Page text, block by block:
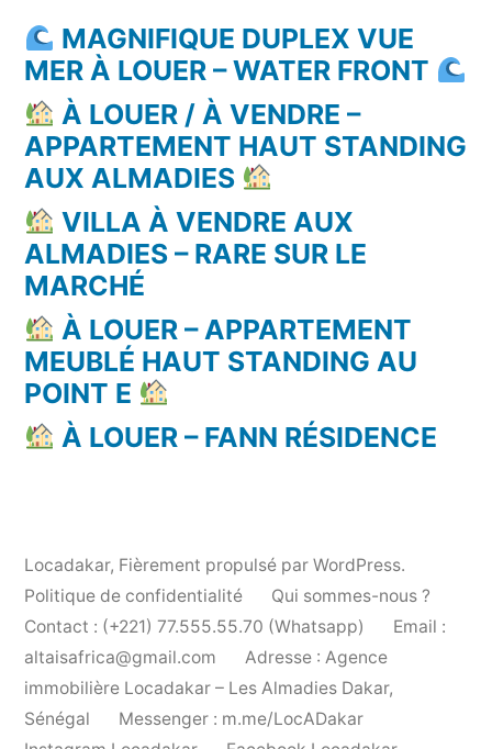
MAGNIFIQUE DUPLEX VUE
MER À LOUER – WATER FRONT
À LOUER / À VENDRE –
APPARTEMENT HAUT STANDING
AUX ALMADIES
VILLA À VENDRE AUX
ALMADIES – RARE SUR LE
MARCHÉ
À LOUER – APPARTEMENT
MEUBLÉ HAUT STANDING AU
POINT E
À LOUER – FANN RÉSIDENCE
Locadakar, Fièrement propulsé par WordPress.
Politique de confidentialité
Qui sommes-nous ?
Contact : (+221) 77.555.55.70 (Whatsapp)
Email :
altaisafrica@gmail.com
Adresse : Agence
immobilière Locadakar – Les Almadies Dakar,
Sénégal
Messenger : m.me/LocADakar